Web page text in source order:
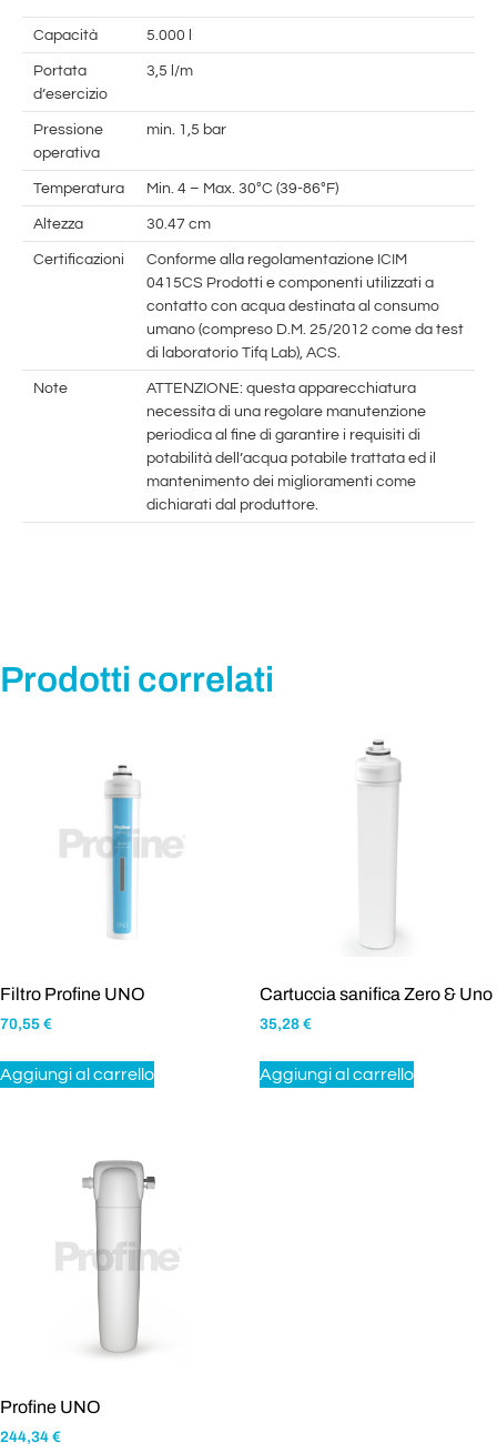
Capacità 5.000 l
Portata
d’esercizio
3,5 l/m
Pressione
operativa
min. 1,5 bar
Temperatura Min. 4 – Max. 30°C (39-86°F)
Altezza 30.47 cm
Certificazioni
Conforme alla regolamentazione ICIM
0415CS Prodotti e componenti utilizzati a
contatto con acqua destinata al consumo
umano (compreso D.M. 25/2012 come da test
di laboratorio Tifq Lab), ACS.
Note
ATTENZIONE: questa apparecchiatura
necessita di una regolare manutenzione
periodica al fine di garantire i requisiti di
potabilità dell’acqua potabile trattata ed il
mantenimento dei miglioramenti come
dichiarati dal produttore.
Prodotti correlati
Filtro Profine UNO
70,55 €
Aggiungi al carrello
Cartuccia sanifica Zero & Uno
35,28 €
Aggiungi al carrello
Profine UNO
244,34 €